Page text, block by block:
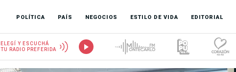
POLÍTICA PAÍS NEGOCIOS ESTILO DE VIDA EDITORIAL
ELEGÍ Y ESCUCHÁ
TU RADIO PREFERIDA